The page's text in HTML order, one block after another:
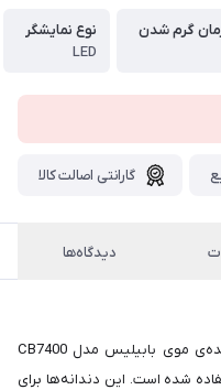
گرم شدن
نوع نمایشگر
LED
گارانتی اصالت کالا
دیدگاه‌ها
در طراحی دندانه‌های برس حرارتی صاف‌کننده‌ی موی بابیلیس مدل CB7400
شده است. این دندانه‌ها برای